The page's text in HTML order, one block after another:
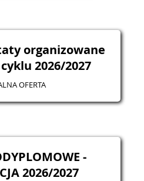
organizowane
2026/2027
OFERTA
-
2026/2027